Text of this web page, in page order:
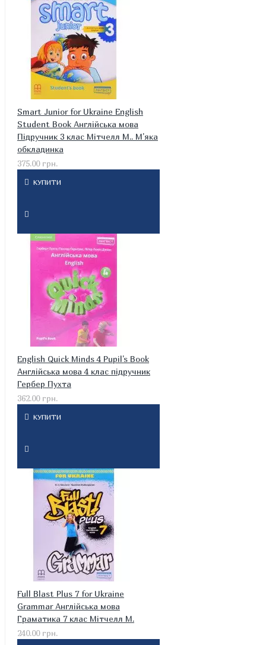
Smart Junior for Ukraine English
Student Book Англійська мова
Підручник 3 клас Мітчелл М.. М'яка
обкладинка
375.00 грн.
КУПИТИ
English Quick Minds 4 Pupil's Book
Англійська мова 4 клас підручник
Гербер Пухта
362.00 грн.
КУПИТИ
Full Blast Plus 7 for Ukraine
Grammar Англійська мова
Граматика 7 клас Мітчелл М.
240.00 грн.